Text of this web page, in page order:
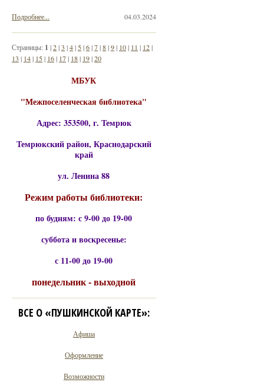
04.03.2024
Подробнее...
Страницы: 1 |2|3 |4| 5|6|7|8|9| 10| 11 | 12|
13 | 14| 15| 16| 17| 18| 19|20
МБУК
"Межпоселенческая библиотека"
Адрес: 353500, г. Темрюк
Темрюкский район, Краснодарский
край
ул. Ленина 88
Режим работы библиотеки:
по будням: с 9-00 до 19-00
суббота и воскресенье:
с 11-00 до 19-00
понедельник - выходной
ВСЕ О «ПУШКИНСКОЙ КАРТЕ»:
Афиша
Оформление
Возможности